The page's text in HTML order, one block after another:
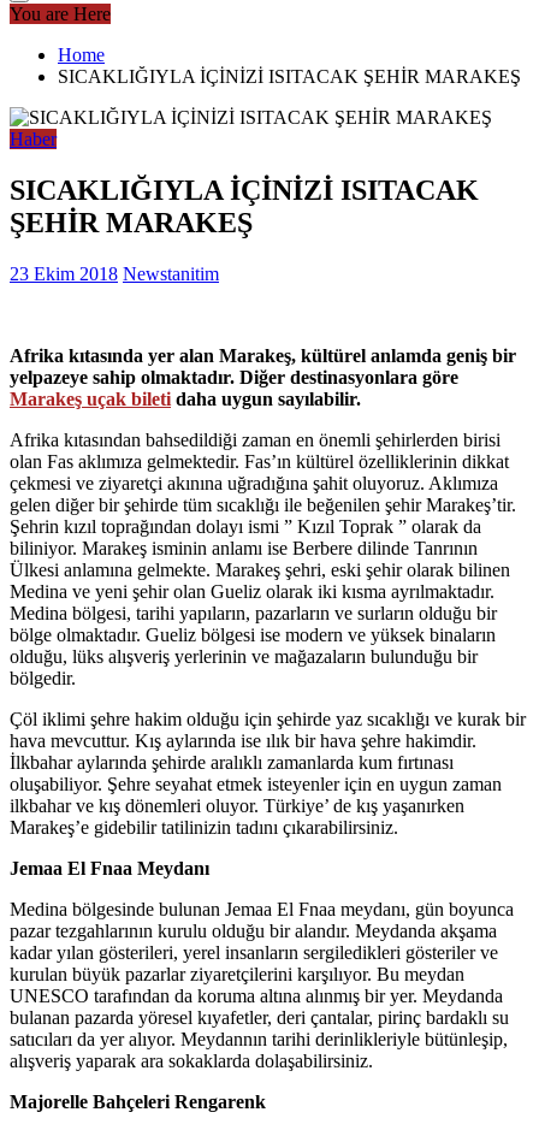
You are Here
Home
SICAKLIĞIYLA İÇİNİZİ ISITACAK ŞEHİR MARAKEŞ
Haber
SICAKLIĞIYLA İÇİNİZİ ISITACAK
ŞEHİR MARAKEŞ
23 Ekim 2018 Newstanitim
Afrika kıtasında yer alan Marakeş, kültürel anlamda geniş bir
yelpazeye sahip olmaktadır. Diğer destinasyonlara göre
Marakeş uçak bileti daha uygun sayılabilir.
Afrika kıtasından bahsedildiği zaman en önemli şehirlerden birisi
olan Fas aklımıza gelmektedir. Fas’ın kültürel özelliklerinin dikkat
çekmesi ve ziyaretçi akınına uğradığına şahit oluyoruz. Aklımıza
gelen diğer bir şehirde tüm sıcaklığı ile beğenilen şehir Marakeş’tir.
Şehrin kızıl toprağından dolayı ismi ” Kızıl Toprak ” olarak da
biliniyor. Marakeş isminin anlamı ise Berbere dilinde Tanrının
Ülkesi anlamına gelmekte. Marakeş şehri, eski şehir olarak bilinen
Medina ve yeni şehir olan Gueliz olarak iki kısma ayrılmaktadır.
Medina bölgesi, tarihi yapıların, pazarların ve surların olduğu bir
bölge olmaktadır. Gueliz bölgesi ise modern ve yüksek binaların
olduğu, lüks alışveriş yerlerinin ve mağazaların bulunduğu bir
bölgedir.
Çöl iklimi şehre hakim olduğu için şehirde yaz sıcaklığı ve kurak bir
hava mevcuttur. Kış aylarında ise ılık bir hava şehre hakimdir.
İlkbahar aylarında şehirde aralıklı zamanlarda kum fırtınası
oluşabiliyor. Şehre seyahat etmek isteyenler için en uygun zaman
ilkbahar ve kış dönemleri oluyor. Türkiye’ de kış yaşanırken
Marakeş’e gidebilir tatilinizin tadını çıkarabilirsiniz.
Jemaa El Fnaa Meydanı
Medina bölgesinde bulunan Jemaa El Fnaa meydanı, gün boyunca
pazar tezgahlarının kurulu olduğu bir alandır. Meydanda akşama
kadar yılan gösterileri, yerel insanların sergiledikleri gösteriler ve
kurulan büyük pazarlar ziyaretçilerini karşılıyor. Bu meydan
UNESCO tarafından da koruma altına alınmış bir yer. Meydanda
bulanan pazarda yöresel kıyafetler, deri çantalar, pirinç bardaklı su
satıcıları da yer alıyor. Meydannın tarihi derinlikleriyle bütünleşip,
alışveriş yaparak ara sokaklarda dolaşabilirsiniz.
Majorelle Bahçeleri Rengarenk